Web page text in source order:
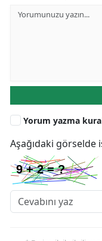
Yorum yazma
Aşağıdaki görselde